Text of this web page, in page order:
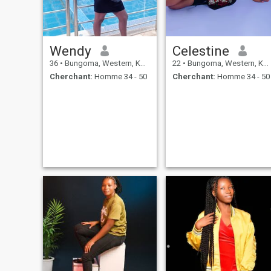
Wendy
36 • Bungoma, Western, Kenya
Cherchant: Homme 34 - 50
Celestine
22 • Bungoma, Western, Kenya
Cherchant: Homme 34 - 50